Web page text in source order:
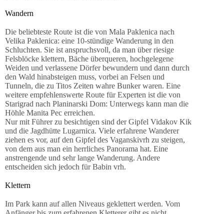
Wandern
Die beliebteste Route ist die von Mala Paklenica nach
Velika Paklenica: eine 10-stündige Wanderung in den
Schluchten. Sie ist anspruchsvoll, da man über riesige
Felsblöcke klettern, Bäche überqueren, hochgelegene
Weiden und verlassene Dörfer bewundern und dann durch
den Wald hinabsteigen muss, vorbei an Felsen und
Tunneln, die zu Titos Zeiten wahre Bunker waren. Eine
weitere empfehlenswerte Route für Experten ist die von
Starigrad nach Planinarski Dom: Unterwegs kann man die
Höhle Manita Pec erreichen.
Nur mit Führer zu besichtigen sind der Gipfel Vidakov Kik
und die Jagdhütte Lugarnica. Viele erfahrene Wanderer
ziehen es vor, auf den Gipfel des Vaganskivrh zu steigen,
von dem aus man ein herrliches Panorama hat. Eine
anstrengende und sehr lange Wanderung. Andere
entscheiden sich jedoch für Babin vrh.
Klettern
Im Park kann auf allen Niveaus geklettert werden. Vom